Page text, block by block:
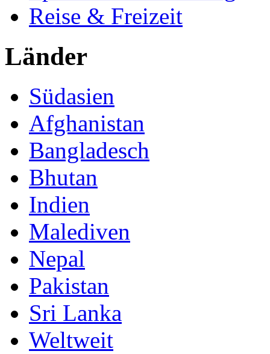
Reise & Freizeit
Länder
Südasien
Afghanistan
Bangladesch
Bhutan
Indien
Malediven
Nepal
Pakistan
Sri Lanka
Weltweit